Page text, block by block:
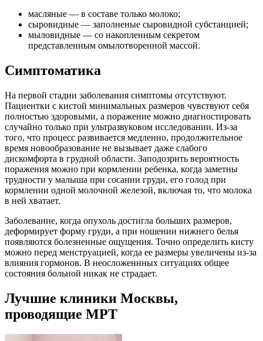
масляные — в составе только молоко;
сыровидные — заполненые сыровидной субстанцией;
мыловидные — со накопленным секретом
представленным омылотворенной массой.
Симптоматика
На первой стадии заболевания симптомы отсутствуют.
Пациентки с кистой минимальных размеров чувствуют себя
полностью здоровыми, а поражение можно диагностировать
случайно только при ультразвуковом исследовании. Из-за
того, что процесс развивается медленно, продолжительное
время новообразование не вызывает даже слабого
дискомфорта в грудной области. Заподозрить вероятность
поражения можно при кормлении ребенка, когда заметны
трудности у малыша при сосании груди, его голод при
кормлении одной молочной железой, включая то, что молока
в ней хватает.
Заболевание, когда опухоль достигла больших размеров,
деформирует форму груди, а при ношении нижнего белья
появляются болезненные ощущения. Точно определить кисту
можно перед менструацией, когда ее размеры увеличены из-за
влияния гормонов. В неосложеннных ситуациях общее
состояния больной никак не страдает.
Лучшие клиники Москвы,
проводящие МРТ